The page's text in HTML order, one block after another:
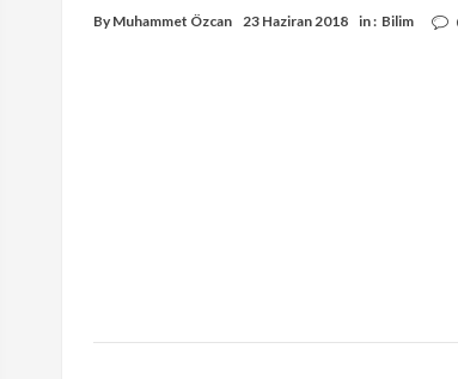
By Muhammet Özcan 23 Haziran 2018 in : Bilim